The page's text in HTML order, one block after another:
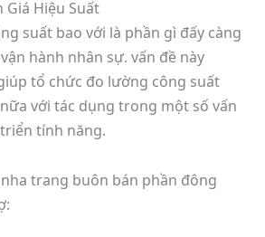
Giá Hiệu Suất
suất bao với là phần gì đấy càng
hành nhân sự. vấn đề này
tổ chức đo lường công suất
với tác dụng trong một số vấn
tính năng.
trang buôn bán phần đông